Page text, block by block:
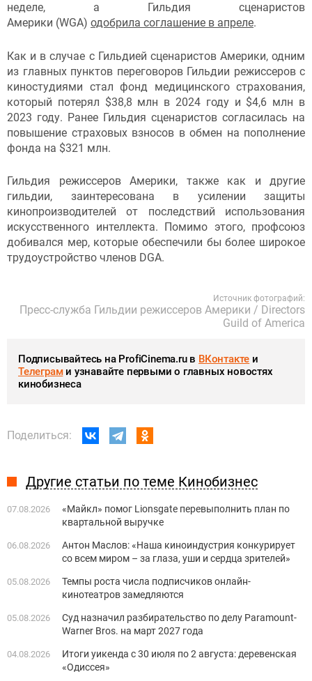
неделе, а Гильдия сценаристов
Америки (WGA) одобрила соглашение в апреле.
Как и в случае с Гильдией сценаристов Америки, одним
из главных пунктов переговоров Гильдии режиссеров с
киностудиями стал фонд медицинского страхования,
который потерял $38,8 млн в 2024 году и $4,6 млн в
2023 году. Ранее Гильдия сценаристов согласилась на
повышение страховых взносов в обмен на пополнение
фонда на $321 млн.
Гильдия режиссеров Америки, также как и другие
гильдии, заинтересована в усилении защиты
кинопроизводителей от последствий использования
искусственного интеллекта. Помимо этого, профсоюз
добивался мер, которые обеспечили бы более широкое
трудоустройство членов DGA.
Источник фотографий:
Пресс-служба Гильдии режиссеров Америки / Directors
Guild of America
Подписывайтесь на ProfiCinema.ru в ВКонтакте и
Телеграми узнавайте первыми о главных новостях
кинобизнеса
Поделиться:
Другие статьи по теме Кинобизнес
07.08.2026
«Майкл» помог Lionsgate перевыполнить план по
квартальной выручке
06.08.2026
Антон Маслов: «Наша киноиндустрия конкурирует
со всем миром – за глаза, уши и сердца зрителей»
05.08.2026
Темпы роста числа подписчиков онлайн-
кинотеатров замедляются
05.08.2026
Суд назначил разбирательство по делу Paramount-
Warner Bros. на март 2027 года
04.08.2026
Итоги уикенда с 30 июля по 2 августа: деревенская
«Одиссея»